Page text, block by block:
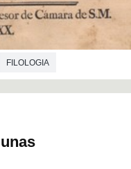
FILOLOGIA